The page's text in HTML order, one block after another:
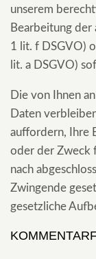
unserem
Bearbeitung der
1 lit. f DSGVO)
lit. a DSGVO)
Die von Ihnen
Daten
auffordern, Ihre
oder der Zweck
nach
Zwingende
gesetzliche